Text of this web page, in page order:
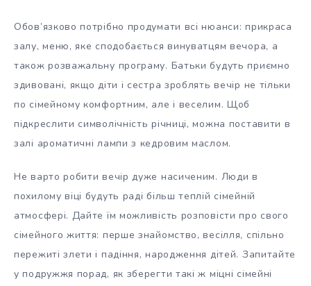
Обов’язково потрібно продумати всі нюанси: прикраса
залу, меню, яке сподобається винуватцям вечора, а
також розважальну програму. Батьки будуть приємно
здивовані, якщо діти і сестра зроблять вечір не тільки
по сімейному комфортним, але і веселим. Щоб
підкреслити символічність річниці, можна поставити в
залі ароматичні лампи з кедровим маслом.
Не варто робити вечір дуже насиченим. Люди в
похилому віці будуть раді більш теплій сімейній
атмосфері. Дайте їм можливість розповісти про свого
сімейного життя: перше знайомство, весілля, спільно
пережиті злети і падіння, народження дітей. Запитайте
у подружжя порад, як зберегти такі ж міцні сімейні